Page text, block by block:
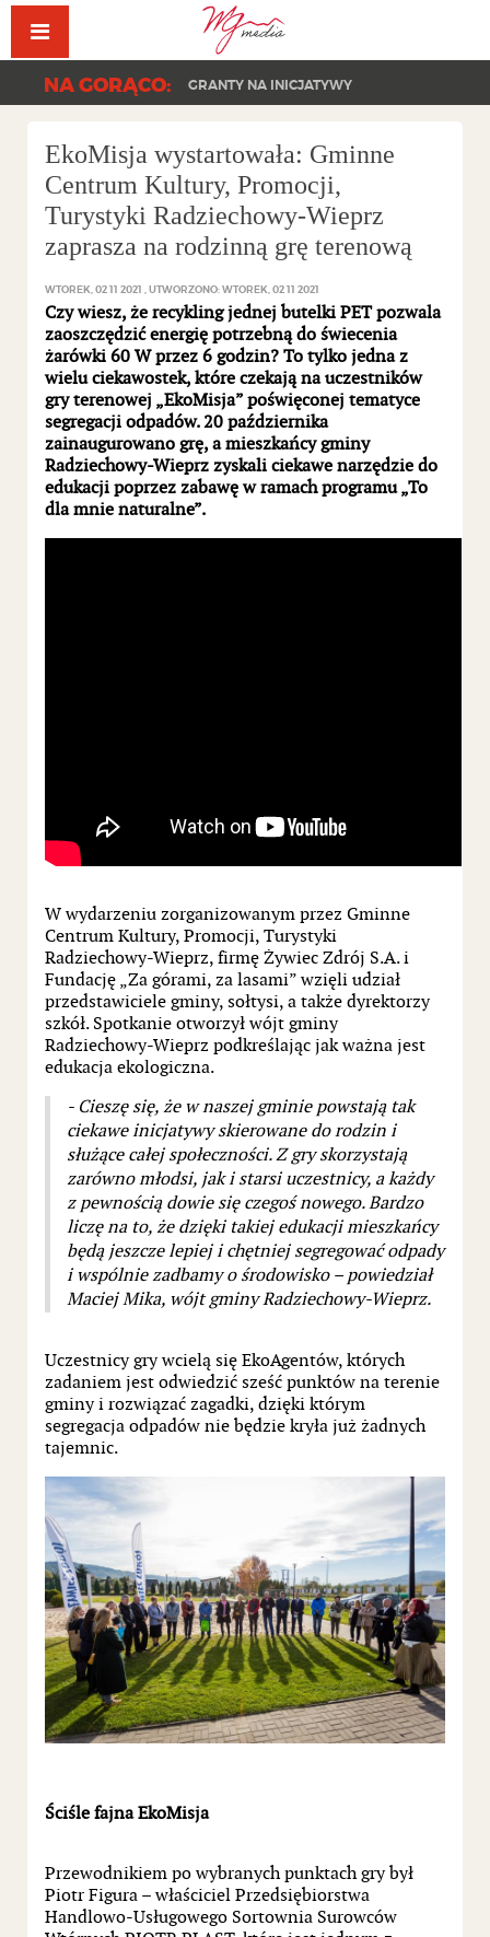
NA GORĄCO: GRANTY NA INICJATYWY
EkoMisja wystartowała: Gminne
Centrum Kultury, Promocji,
Turystyki Radziechowy-Wieprz
zaprasza na rodzinną grę terenową
WTOREK, 02 11 2021 UTWORZONO: WTOREK, 02 11 2021
Czy wiesz, że recykling jednej butelki PET pozwala
zaoszczędzić energię potrzebną do świecenia
żarówki 60 W przez 6 godzin? To tylko jedna z
wielu ciekawostek, które czekają na uczestników
gry terenowej „EkoMisja” poświęconej tematyce
segregacji odpadów. 20 października
zainaugurowano grę, a mieszkańcy gminy
Radziechowy-Wieprz zyskali ciekawe narzędzie do
edukacji poprzez zabawę w ramach programu „To
dla mnie naturalne”.
W wydarzeniu zorganizowanym przez Gminne
Centrum Kultury, Promocji, Turystyki
Radziechowy-Wieprz, firmę Żywiec Zdrój S.A. i
Fundację „Za górami, za lasami” wzięli udział
przedstawiciele gminy, sołtysi, a także dyrektorzy
szkół. Spotkanie otworzył wójt gminy
Radziechowy-Wieprz podkreślając jak ważna jest
edukacja ekologiczna.
- Cieszę się, że w naszej gminie powstają tak
ciekawe inicjatywy skierowane do rodzin i
służące całej społeczności. Z gry skorzystają
zarówno młodsi, jak i starsi uczestnicy, a każdy
z pewnością dowie się czegoś nowego. Bardzo
liczę na to, że dzięki takiej edukacji mieszkańcy
będą jeszcze lepiej i chętniej segregować odpady
i wspólnie zadbamy o środowisko – powiedział
Maciej Mika, wójt gminy Radziechowy-Wieprz.
Uczestnicy gry wcielą się EkoAgentów, których
zadaniem jest odwiedzić sześć punktów na terenie
gminy i rozwiązać zagadki, dzięki którym
segregacja odpadów nie będzie kryła już żadnych
tajemnic.
Ściśle fajna EkoMisja
Przewodnikiem po wybranych punktach gry był
Piotr Figura – właściciel Przedsiębiorstwa
Handlowo-Usługowego Sortownia Surowców